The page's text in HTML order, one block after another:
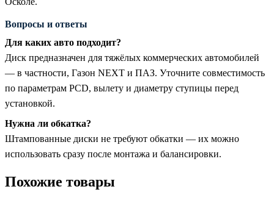
Вопросы и ответы
Для каких авто подходит?
Диск предназначен для тяжёлых коммерческих автомобилей
— в частности, Газон NEXT и ПАЗ. Уточните совместимость
по параметрам PCD, вылету и диаметру ступицы перед
установкой.
Нужна ли обкатка?
Штампованные диски не требуют обкатки — их можно
использовать сразу после монтажа и балансировки.
Похожие товары